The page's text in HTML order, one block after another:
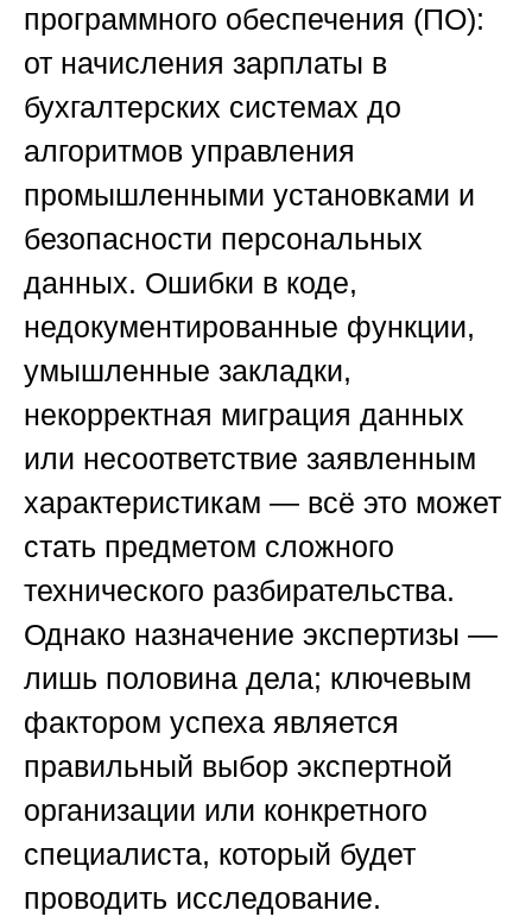
программного обеспечения (ПО):
от начисления зарплаты в
бухгалтерских системах до
алгоритмов управления
промышленными установками и
безопасности персональных
данных. Ошибки в коде,
недокументированные функции,
умышленные закладки,
некорректная миграция данных
или несоответствие заявленным
характеристикам — всё это может
стать предметом сложного
технического разбирательства.
Однако назначение экспертизы —
лишь половина дела; ключевым
фактором успеха является
правильный выбор экспертной
организации или конкретного
специалиста, который будет
проводить исследование.